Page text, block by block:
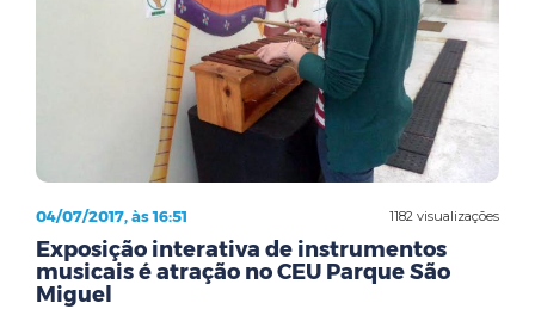
1182 visualizações
04/07/2017, às 16:51
Exposição interativa de instrumentos
musicais é atração no CEU Parque São
Miguel